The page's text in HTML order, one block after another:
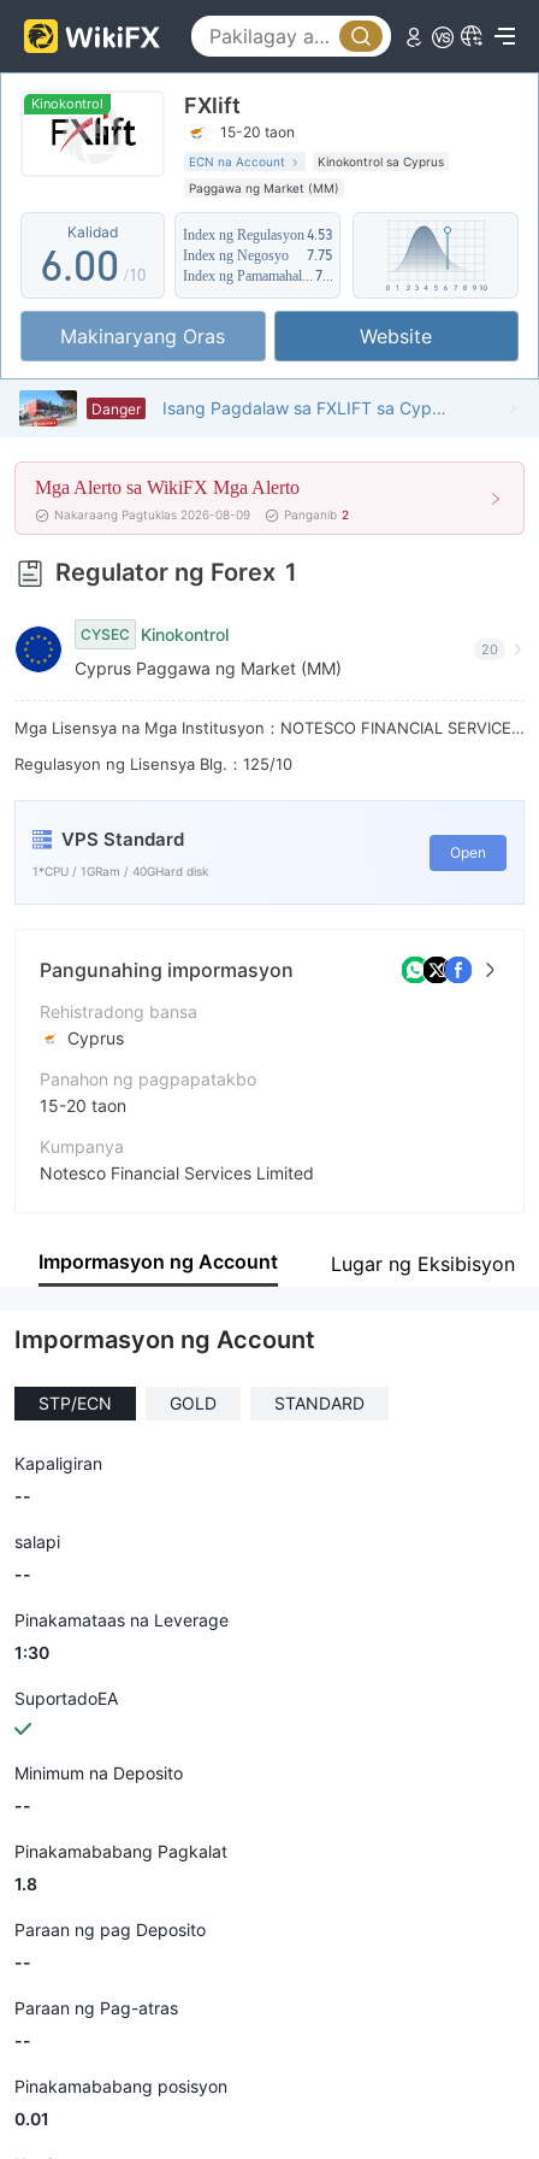
Kinokontrol FXlift
15-20 taon
ECN na Account
Kinokontrol sa Cyprus
Paggawa ng Market (MM)
Kahina-hinalang saklaw ng Negosyo
Mataas na potensyal na peligro
Kalidad
1
2
3
4
5
6
7
8
9
.0
1
2
3
4
5
6
7
8
9
0
1
2
3
4
5
6
7
8
9
/10
Index ng Regulasyon4.53
Index ng Negosyo
7.75
7.28
Makinaryang Oras Website
Danger Isang Pagdalaw sa FXLIFT sa Cyprus - Walang Natagpuang Opisina
Mga Alerto sa WikiFX Mga Alerto
Nakaraang Pagtuklas 2026-08-09 Panganib 2
Regulator ng Forex 1
CYSEC
Kinokontrol
Cyprus Paggawa ng Market (MM)
20
Mga Lisensya na Mga Institusyon：NOTESCO FINANCIAL SERVICES LIMITED
Regulasyon ng Lisensya Blg.：125/10
VPS Standard
1*CPU / 1GRam / 40GHard disk
Open
Pangunahing impormasyon
Rehistradong bansa
Cyprus
Panahon ng pagpapatakbo
15-20 taon
Kumpanya
Notesco Financial Services Limited
empleyado ng kumpanya
Impormasyon ng Account Lugar ng Eksibisyon
Impormasyon ng Account
STP/ECN GOLD STANDARD
Kapaligiran
--
salapi
--
Pinakamataas na Leverage
1:30
SuportadoEA
Minimum na Deposito
--
Pinakamababang Pagkalat
1.8
Paraan ng pag Deposito
--
Paraan ng Pag-atras
--
Pinakamababang posisyon
0.01